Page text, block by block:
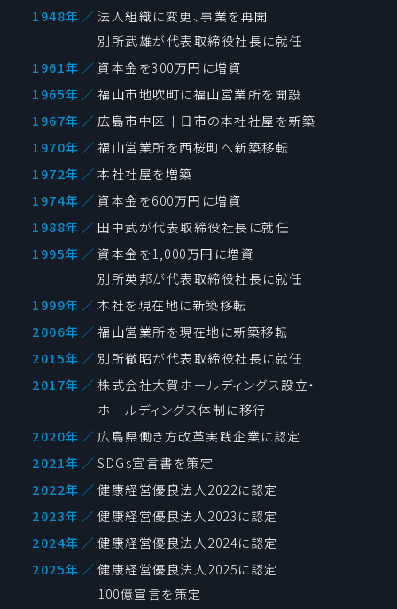
1948年 ／ 法人組織に変更、事業を再開
別所武雄が代表取締役社長に就任
1961年 ／ 資本金を300万円に増資
1965年 ／ 福山市地吹町に福山営業所を開設
1967年 ／ 広島市中区十日市の本社社屋を新築
1970年 ／ 福山営業所を西桜町へ新築移転
1972年 ／ 本社社屋を増築
1974年 ／ 資本金を600万円に増資
1988年 ／ 田中武が代表取締役社長に就任
1995年 ／ 資本金を1,000万円に増資
別所英邦が代表取締役社長に就任
1999年 ／ 本社を現在地に新築移転
2006年 ／ 福山営業所を現在地に新築移転
2015年 ／ 別所徹昭が代表取締役社長に就任
2017年 ／ 株式会社大賀ホールディングス設立・
ホールディングス体制に移行
2020年 ／ 広島県働き方改革実践企業に認定
2021年 ／ SDGs宣言書を策定
2022年 ／ 健康経営優良法人2022に認定
2023年 ／ 健康経営優良法人2023に認定
2024年 ／ 健康経営優良法人2024に認定
2025年 ／ 健康経営優良法人2025に認定
100億宣言を策定